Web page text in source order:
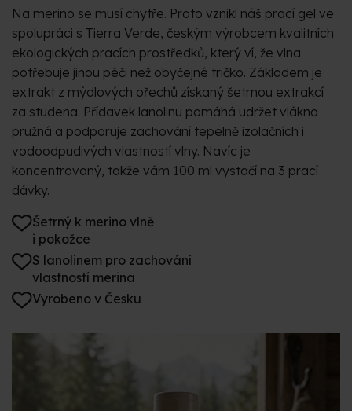
Na merino se musí chytře. Proto vznikl náš prací gel ve
spolupráci s Tierra Verde, českým výrobcem kvalitních
ekologických pracích prostředků, který ví, že vlna
potřebuje jinou péči než obyčejné tričko. Základem je
extrakt z mýdlových ořechů získaný šetrnou extrakcí
za studena. Přídavek lanolinu pomáhá udržet vlákna
pružná a podporuje zachování tepelně izolačních i
vodoodpudivých vlastností vlny. Navíc je
koncentrovaný, takže vám 100 ml vystačí na 3 prací
dávky.
Šetrný k merino vlně
i pokožce
S lanolinem pro zachování
vlastností merina
Vyrobeno v Česku